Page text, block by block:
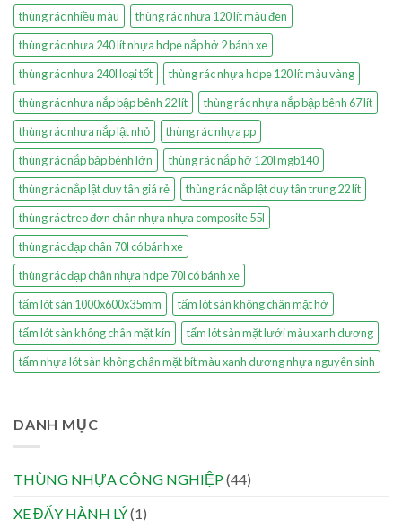
thùng rác nhiều màu
thùng rác nhựa 120 lít màu đen
thùng rác nhựa 240 lít nhựa hdpe nắp hở 2 bánh xe
thùng rác nhựa 240l loại tốt
thùng rác nhựa hdpe 120 lít màu vàng
thùng rác nhựa nắp bập bênh 22 lít
thùng rác nhựa nắp bập bênh 67 lít
thùng rác nhựa nắp lật nhỏ
thùng rác nhựa pp
thùng rác nắp bập bênh lớn
thùng rác nắp hở 120l mgb140
thùng rác nắp lật duy tân giá rẻ
thùng rác nắp lật duy tân trung 22 lít
thùng rác treo đơn chân nhựa nhựa composite 55l
thùng rác đạp chân 70l có bánh xe
thùng rác đạp chân nhựa hdpe 70l có bánh xe
tấm lót sàn 1000x600x35mm
tấm lót sàn không chân mặt hở
tấm lót sàn không chân mặt kín
tấm lót sàn mặt lưới màu xanh dương
tấm nhựa lót sàn không chân mặt bít màu xanh dương nhựa nguyên sinh
DANH MỤC
THÙNG NHỰA CÔNG NGHIỆP(44)
XE ĐẨY HÀNH LÝ(1)